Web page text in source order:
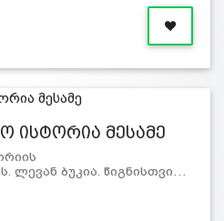
ისტორია მესამე
ლევან ბუკია. წიგნისთვი…